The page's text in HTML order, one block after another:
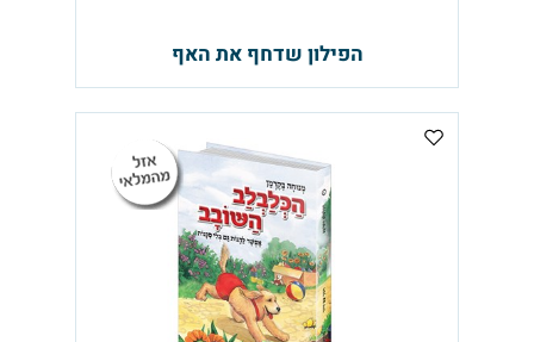
הפילון שדחף את האף